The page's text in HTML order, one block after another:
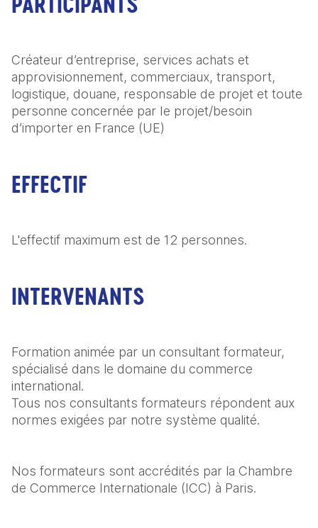
Créateur d’entreprise, services achats et
approvisionnement, commerciaux, transport,
logistique, douane, responsable de projet et toute
personne concernée par Ie projet/besoin
d’importer en France (UE)
EFFECTIF
L'effectif maximum est de 12 personnes.
INTERVENANTS
Formation animée par un consultant formateur,
spécialisé dans le domaine du commerce
international.
Tous nos consultants formateurs répondent aux
normes exigées par notre système qualité.
Nos formateurs sont accrédités par la Chambre
de Commerce Internationale (ICC) à Paris.